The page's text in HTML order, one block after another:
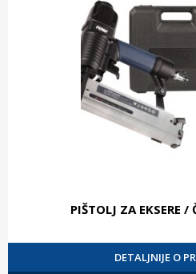
PIŠTOLJ ZA EKSERE
DETALJNIJE O